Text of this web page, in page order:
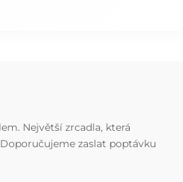
Největší zrcadla, která
zaslat poptávku